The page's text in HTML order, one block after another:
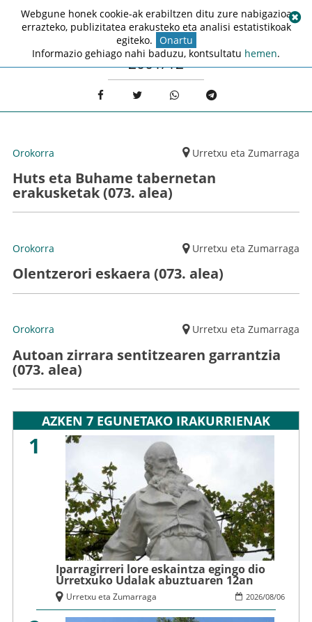
2001/12
Orokorra Urretxu eta Zumarraga
Huts eta Buhame tabernetan
erakusketak (073. alea)
Orokorra Urretxu eta Zumarraga
Olentzerori eskaera (073. alea)
Orokorra Urretxu eta Zumarraga
Autoan zirrara sentitzearen garrantzia
(073. alea)
AZKEN 7 EGUNETAKO IRAKURRIENAK
1
Iparragirreri lore eskaintza egingo dio
Urretxuko Udalak abuztuaren 12an
2026/08/06
Urretxu eta Zumarraga
Webgune honek cookie-ak erabiltzen ditu zure nabigazioa
errazteko, publizitatea erakusteko eta analisi estatistikoak
egiteko. Onartu
Informazio gehiago nahi baduzu, kontsultatu hemen.